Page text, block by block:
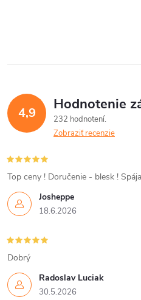
4,9 Hodnotenie
232 hodnotení
Zobraziť recenzie
Josheppe
18.6.2026
Top ceny ! Doručenie - blesk !
Radoslav Luciak
30.5.2026
Dobrý